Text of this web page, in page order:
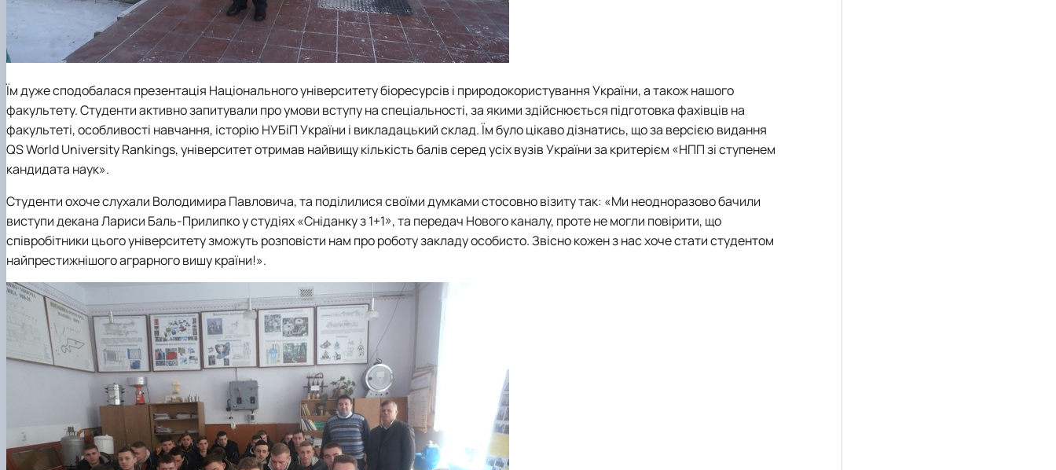
Їм дуже сподобалася презентація Національного університету біоресурсів і природокористування України, а також нашого
факультету. Студенти активно запитували про умови вступу на спеціальності, за якими здійснюється підготовка фахівців на
факультеті, особливості навчання, історію НУБіП України і викладацький склад. Їм було цікаво дізнатись, що за версією видання
QS World University Rankings, університет отримав найвищу кількість балів серед усіх вузів України за критерієм «НПП зі ступенем
кандидата наук».
Студенти охоче слухали Володимира Павловича, та поділилися своїми думками стосовно візиту так: «Ми неодноразово бачили
виступи декана Лариси Баль-Прилипко у студіях «Сніданку з 1+1», та передач Нового каналу, проте не могли повірити, що
співробітники цього університету зможуть розповісти нам про роботу закладу особисто. Звісно кожен з нас хоче стати студентом
найпрестижнішого аграрного вишу країни!».